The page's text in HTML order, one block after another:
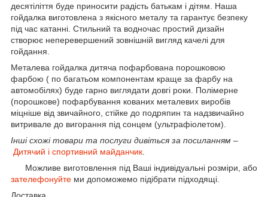
десятіліття буде приносити радість батькам і дітям. Наша
гойдалка виготовлена з якісного металу та гарантує безпеку
під час катанні. Стильний та водночас простий дизайн
створює неперевершений зовнішній вигляд качелі для
гойдання.
Металева гойдалка дитяча пофарбована порошковою
фарбою ( по багатьом компонентам краще за фарбу на
автомобілях) буде гарно виглядати довгі роки. Полімерне
(порошкове) пофарбування кованих металевих виробів
міцніше від звичайного, стійке до подряпин та надзвичайно
витривале до вигорання під сонцем (ультрафіолетом).
Інші схожі товари та послуги дивіться за посиланням –
Дитячий і спортивний майданчик
Можливе виготовлення під Ваші індивідуальні розміри, або
зателефонуйте ми допоможемо підібрати підходящі.